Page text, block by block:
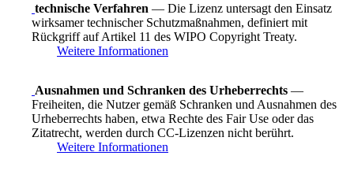
technische Verfahren — Die Lizenz untersagt den Einsatz
wirksamer technischer Schutzmaßnahmen, definiert mit
Rückgriff auf Artikel 11 des WIPO Copyright Treaty.
Weitere Informationen
Ausnahmen und Schranken des Urheberrechts —
Freiheiten, die Nutzer gemäß Schranken und Ausnahmen des
Urheberrechts haben, etwa Rechte des Fair Use oder das
Zitatrecht, werden durch CC-Lizenzen nicht berührt.
Weitere Informationen